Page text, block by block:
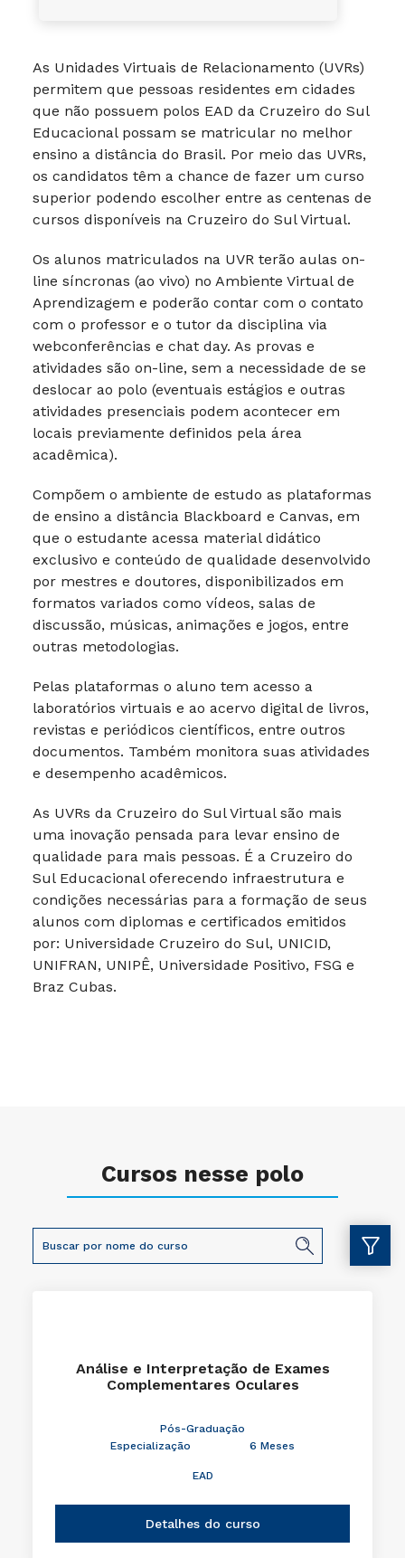
As Unidades Virtuais de Relacionamento (UVRs)
permitem que pessoas residentes em cidades
que não possuem polos EAD da Cruzeiro do Sul
Educacional possam se matricular no melhor
ensino a distância do Brasil. Por meio das UVRs,
os candidatos têm a chance de fazer um curso
superior podendo escolher entre as centenas de
cursos disponíveis na Cruzeiro do Sul Virtual.
Os alunos matriculados na UVR terão aulas on-
line síncronas (ao vivo) no Ambiente Virtual de
Aprendizagem e poderão contar com o contato
com o professor e o tutor da disciplina via
webconferências e chat day. As provas e
atividades são on-line, sem a necessidade de se
deslocar ao polo (eventuais estágios e outras
atividades presenciais podem acontecer em
locais previamente definidos pela área
acadêmica).
Compõem o ambiente de estudo as plataformas
de ensino a distância Blackboard e Canvas, em
que o estudante acessa material didático
exclusivo e conteúdo de qualidade desenvolvido
por mestres e doutores, disponibilizados em
formatos variados como vídeos, salas de
discussão, músicas, animações e jogos, entre
outras metodologias.
Pelas plataformas o aluno tem acesso a
laboratórios virtuais e ao acervo digital de livros,
revistas e periódicos científicos, entre outros
documentos. Também monitora suas atividades
e desempenho acadêmicos.
As UVRs da Cruzeiro do Sul Virtual são mais
uma inovação pensada para levar ensino de
qualidade para mais pessoas. É a Cruzeiro do
Sul Educacional oferecendo infraestrutura e
condições necessárias para a formação de seus
alunos com diplomas e certificados emitidos
por: Universidade Cruzeiro do Sul, UNICID,
UNIFRAN, UNIPÊ, Universidade Positivo, FSG e
Braz Cubas.
Cursos nesse polo
Análise e Interpretação de Exames
Complementares Oculares
Pós-Graduação
Especialização
6 Meses
EAD
Detalhes do curso